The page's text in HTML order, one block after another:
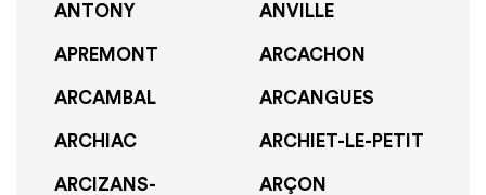
ANTONY ANVILLE
APREMONT ARCACHON
ARCAMBAL ARCANGUES
ARCHIAC ARCHIET-LE-PETIT
ARCIZANS-
ARÇON